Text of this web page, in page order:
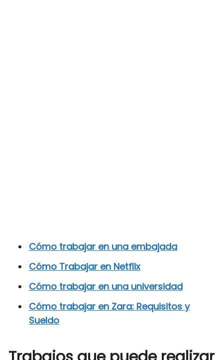
Cómo trabajar en una embajada
Cómo Trabajar en Netflix
Cómo trabajar en una universidad
Cómo trabajar en Zara: Requisitos y
Sueldo